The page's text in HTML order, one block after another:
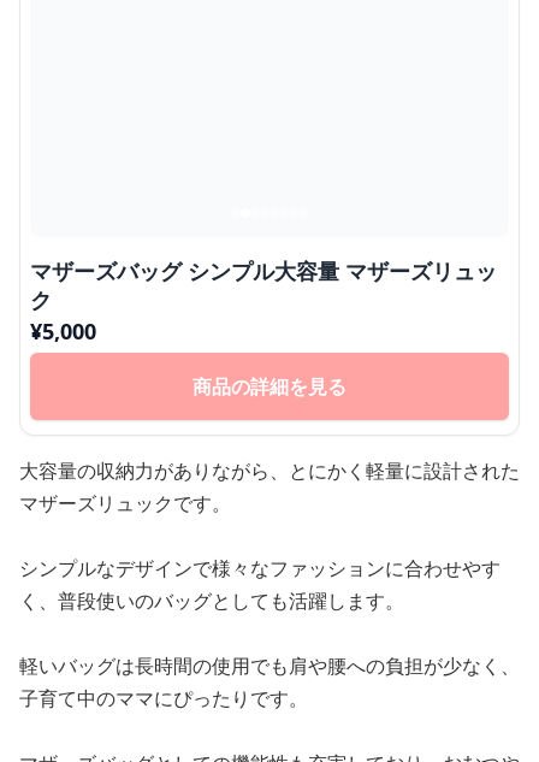
マザーズバッグ シンプル大容量 マザーズリュッ
ク
¥5,000
商品の詳細を見る
大容量の収納力がありながら、とにかく軽量に設計された
マザーズリュックです。
シンプルなデザインで様々なファッションに合わせやす
く、普段使いのバッグとしても活躍します。
軽いバッグは長時間の使用でも肩や腰への負担が少なく、
子育て中のママにぴったりです。